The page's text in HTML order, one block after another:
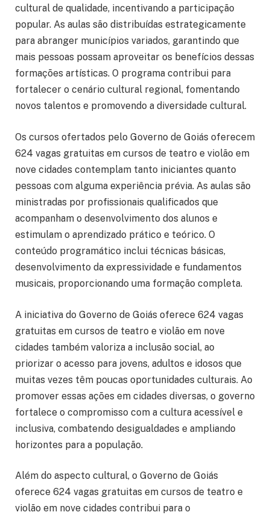
cultural de qualidade, incentivando a participação
popular. As aulas são distribuídas estrategicamente
para abranger municípios variados, garantindo que
mais pessoas possam aproveitar os benefícios dessas
formações artísticas. O programa contribui para
fortalecer o cenário cultural regional, fomentando
novos talentos e promovendo a diversidade cultural.
Os cursos ofertados pelo Governo de Goiás oferecem
624 vagas gratuitas em cursos de teatro e violão em
nove cidades contemplam tanto iniciantes quanto
pessoas com alguma experiência prévia. As aulas são
ministradas por profissionais qualificados que
acompanham o desenvolvimento dos alunos e
estimulam o aprendizado prático e teórico. O
conteúdo programático inclui técnicas básicas,
desenvolvimento da expressividade e fundamentos
musicais, proporcionando uma formação completa.
A iniciativa do Governo de Goiás oferece 624 vagas
gratuitas em cursos de teatro e violão em nove
cidades também valoriza a inclusão social, ao
priorizar o acesso para jovens, adultos e idosos que
muitas vezes têm poucas oportunidades culturais. Ao
promover essas ações em cidades diversas, o governo
fortalece o compromisso com a cultura acessível e
inclusiva, combatendo desigualdades e ampliando
horizontes para a população.
Além do aspecto cultural, o Governo de Goiás
oferece 624 vagas gratuitas em cursos de teatro e
violão em nove cidades contribui para o